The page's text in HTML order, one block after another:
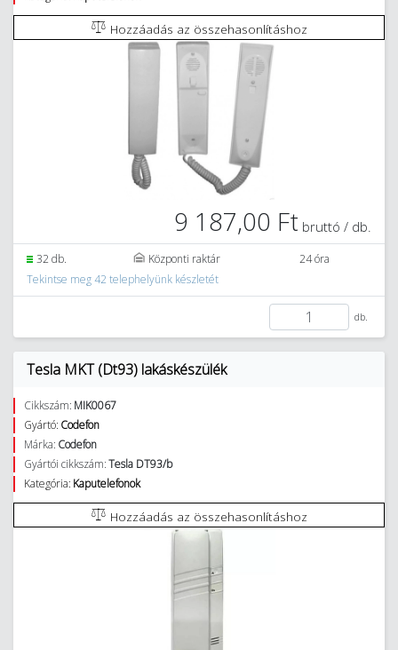
Hozzáadás az összehasonlításhoz
9 187,00 Ft bruttó / db.
32 db. Központi raktár
24 óra
Tekintse meg 42 telephelyünk készletét
db.
Tesla MKT (Dt93) lakáskészülék
Cikkszám: MIK0067
Gyártó: Codefon
Márka: Codefon
Gyártói cikkszám:Tesla DT93/b
Kategória: Kaputelefonok
Hozzáadás az összehasonlításhoz